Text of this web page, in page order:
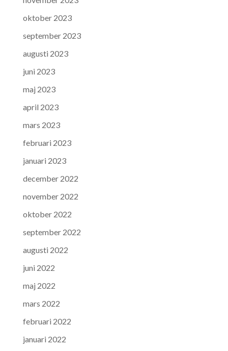
oktober 2023
september 2023
augusti 2023
juni 2023
maj 2023
april 2023
mars 2023
februari 2023
januari 2023
december 2022
november 2022
oktober 2022
september 2022
augusti 2022
juni 2022
maj 2022
mars 2022
februari 2022
januari 2022